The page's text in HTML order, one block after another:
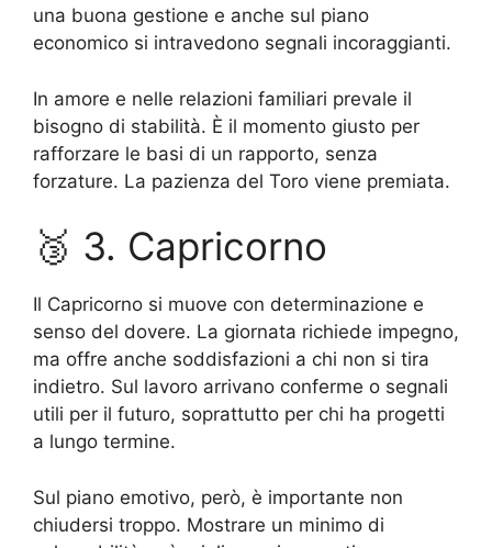
una buona gestione e anche sul piano
economico si intravedono segnali incoraggianti.
In amore e nelle relazioni familiari prevale il
bisogno di stabilità. È il momento giusto per
rafforzare le basi di un rapporto, senza
forzature. La pazienza del Toro viene premiata.
🥉 3. Capricorno
Il Capricorno si muove con determinazione e
senso del dovere. La giornata richiede impegno,
ma offre anche soddisfazioni a chi non si tira
indietro. Sul lavoro arrivano conferme o segnali
utili per il futuro, soprattutto per chi ha progetti
a lungo termine.
Sul piano emotivo, però, è importante non
chiudersi troppo. Mostrare un minimo di